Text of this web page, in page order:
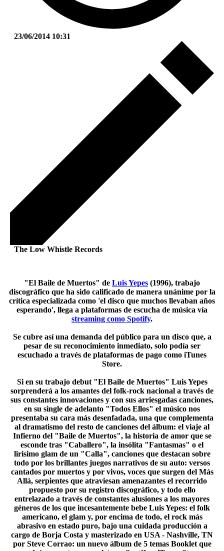
23/06/2014 10:31
The Low Whistle Records
"El Baile de Muertos" de Luis Yepes (1996), trabajo
discográfico que ha sido calificado de manera unánime por la
crítica especializada como 'el disco que muchos llevaban años
esperando', llega a plataformas de escucha de música vía
streaming como Spotify.
Se cubre así una demanda del público para un disco que, a
pesar de su reconocimiento inmediato, solo podía ser
escuchado a través de plataformas de pago como iTunes
Store.
Si en su trabajo debut "El Baile de Muertos" Luis Yepes
sorprenderá a los amantes del folk-rock nacional a través de
sus constantes innovaciones y con sus arriesgadas canciones,
en su single de adelanto "Todos Ellos" el músico nos
presentaba su cara más desenfadada, una que complementa
al dramatismo del resto de canciones del álbum: el viaje al
Infierno del "Baile de Muertos", la historia de amor que se
esconde tras "Caballero", la insólita "Fantasmas" o el
lirisimo glam de un "Calla", canciones que destacan sobre
todo por los brillantes juegos narrativos de su auto: versos
cantados por muertos y por vivos, voces que surgen del Más
Allá, serpientes que atraviesan amenazantes el recorrido
propuesto por su registro discográfico, y todo ello
entrelazado a través de constantes alusiones a los mayores
géneros de los que incesantemente bebe Luis Yepes: el folk
americano, el glam y, por encima de todo, el rock más
abrasivo en estado puro, bajo una cuidada producción a
cargo de Borja Costa y masterizado en USA - Nashville, TN
por Steve Corrao: un nuevo álbum de 5 temas Booklet que